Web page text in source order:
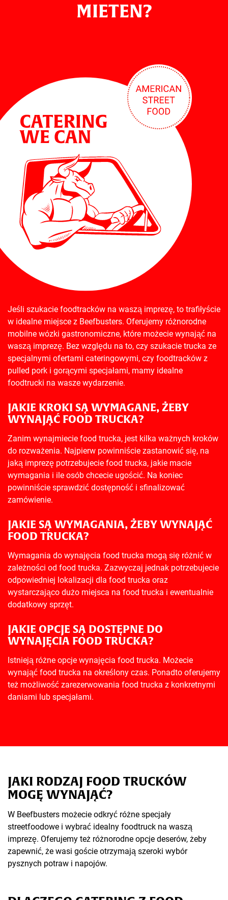
MIETEN?
Jeśli szukacie foodtracków na waszą imprezę, to trafiłyście
w idealne miejsce z Beefbusters. Oferujemy różnorodne
mobilne wózki gastronomiczne, które możecie wynająć na
waszą imprezę. Bez względu na to, czy szukacie trucka ze
specjalnymi ofertami cateringowymi, czy foodtracków z
pulled pork i gorącymi specjałami, mamy idealne
foodtrucki na wasze wydarzenie.
JAKIE KROKI SĄ WYMAGANE, ŻEBY
WYNAJĄĆ FOOD TRUCKA?
Zanim wynajmiecie food trucka, jest kilka ważnych kroków
do rozważenia. Najpierw powinniście zastanowić się, na
jaką imprezę potrzebujecie food trucka, jakie macie
wymagania i ile osób chcecie ugościć. Na koniec
powinniście sprawdzić dostępność i sfinalizować
zamówienie.
JAKIE SĄ WYMAGANIA, ŻEBY WYNAJĄĆ
FOOD TRUCKA?
Wymagania do wynajęcia food trucka mogą się różnić w
zależności od food trucka. Zazwyczaj jednak potrzebujecie
odpowiedniej lokalizacji dla food trucka oraz
wystarczająco dużo miejsca na food trucka i ewentualnie
dodatkowy sprzęt.
JAKIE OPCJE SĄ DOSTĘPNE DO
WYNAJĘCIA FOOD TRUCKA?
Istnieją różne opcje wynajęcia food trucka. Możecie
wynająć food trucka na określony czas. Ponadto oferujemy
też możliwość zarezerwowania food trucka z konkretnymi
daniami lub specjałami.
JAKI RODZAJ FOOD TRUCKÓW
MOGĘ WYNAJĄĆ?
W Beefbusters możecie odkryć różne specjały
streetfoodowe i wybrać idealny foodtruck na waszą
imprezę. Oferujemy też różnorodne opcje deserów, żeby
zapewnić, że wasi goście otrzymają szeroki wybór
pysznych potraw i napojów.